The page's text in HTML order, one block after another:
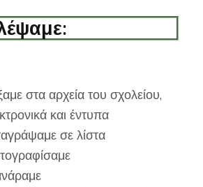
στα αρχεία του σχολείου,
και έντυπα
σε λίστα